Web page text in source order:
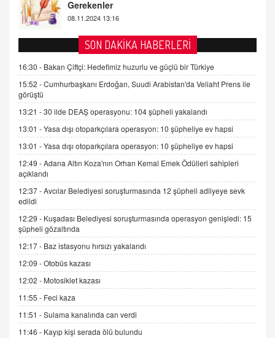
2 Kasım 2021 Salı 00:11
AV. DOĞAN CAN DOĞAN
Kişisel verilerin korunması ve dijital hukukun
gelişimi
15.09.2025 16:17
SEHER EREK
Kış Ayları Geldi, Hangi Önlemler Alınmalı?
9.12.2025 10:11
İNCİ GÜL AKÖL
06.07.2026 13:00
ADEM AKÖL
Esed Destekçilerinin Yüzüne Vurulan Şamar:
Sednaya
11.12.2024 12:30
DR. EKREM ASLAN
Gerçek Ne, Algı Ne? "Beraber Yürüyoruz"
Cümlesinin Peşinden
19.07.2025 12:45
SON DAKİKA HABERLERİ
16:30 - Bakan Çiftçi: Hedefimiz huzurlu ve güçlü bir Türkiye
15:52 -Cumhurbaşkanı Erdoğan, Suudi Arabistan'da Veliaht Prens ile
görüştü
13:21 -30 ilde DEAŞ operasyonu: 104 şüpheli yakalandı
13:01 -Yasa dışı otoparkçılara operasyon: 10 şüpheliye ev hapsi
13:01 -Yasa dışı otoparkçılara operasyon: 10 şüpheliye ev hapsi
12:49 -Adana Altın Koza'nın Orhan Kemal Emek Ödülleri sahipleri
açıklandı
12:37 -Avcılar Belediyesi soruşturmasında 12 şüpheli adliyeye sevk
edildi
12:29 - Kuşadası Belediyesi soruşturmasında operasyon genişledi: 15
şüpheli gözaltında
12:17 - Baz istasyonu hırsızı yakalandı
12:09 -Otobüs kazası
12:02 - Motosiklet kazası
11:55 - Feci kaza
11:51 -Sulama kanalında can verdi
11:46 - Kayıp kişi serada ölü bulundu